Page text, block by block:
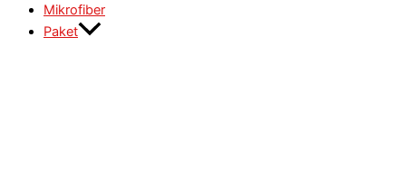
Mikrofiber
Paket